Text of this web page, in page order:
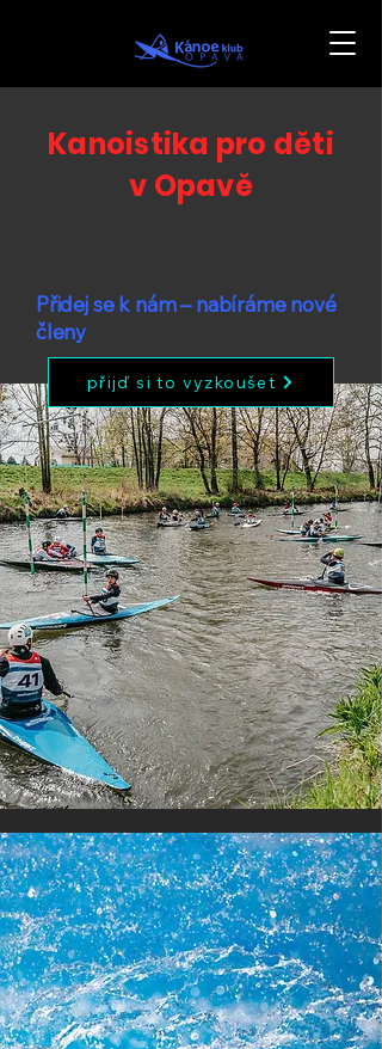
Kanoistika pro děti
v Opavě
Přidej se k nám – nabíráme nové
členy
přijď si to vyzkoušet